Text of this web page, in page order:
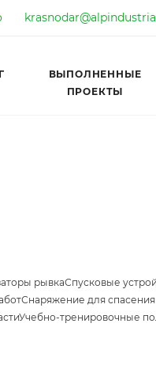
ВЫПОЛНЕННЫЕ
ПРОЕКТЫ
рывкаСпусковые
Снаряжение для спасения
Учебно-тренировочные